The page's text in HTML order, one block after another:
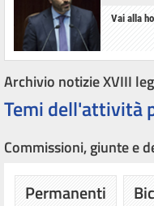
Vai alla
Archivio notizie XVIII
Temi dell'attività
Commissioni, giunte e
Permanenti